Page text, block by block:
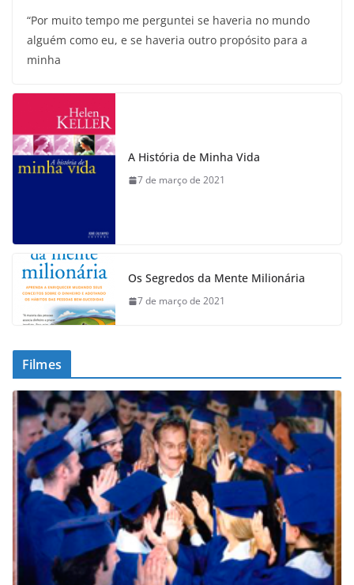
“Por muito tempo me perguntei se haveria no mundo
alguém como eu, e se haveria outro propósito para a
minha
A História de Minha Vida
7 de março de 2021
Os Segredos da Mente Milionária
7 de março de 2021
Filmes